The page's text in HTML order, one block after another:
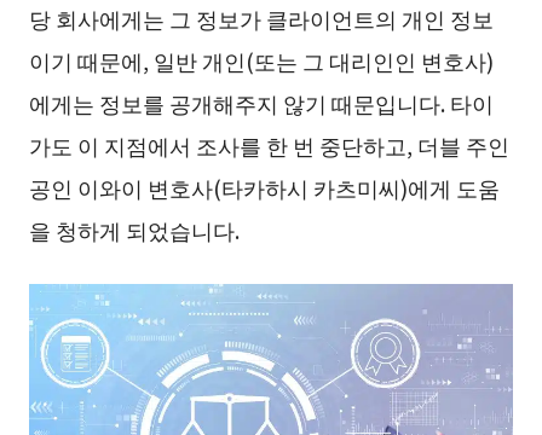
당 회사에게는 그 정보가 클라이언트의 개인 정보
이기 때문에, 일반 개인(또는 그 대리인인 변호사)
에게는 정보를 공개해주지 않기 때문입니다. 타이
가도 이 지점에서 조사를 한 번 중단하고, 더블 주인
공인 이와이 변호사(타카하시 카츠미씨)에게 도움
을 청하게 되었습니다.